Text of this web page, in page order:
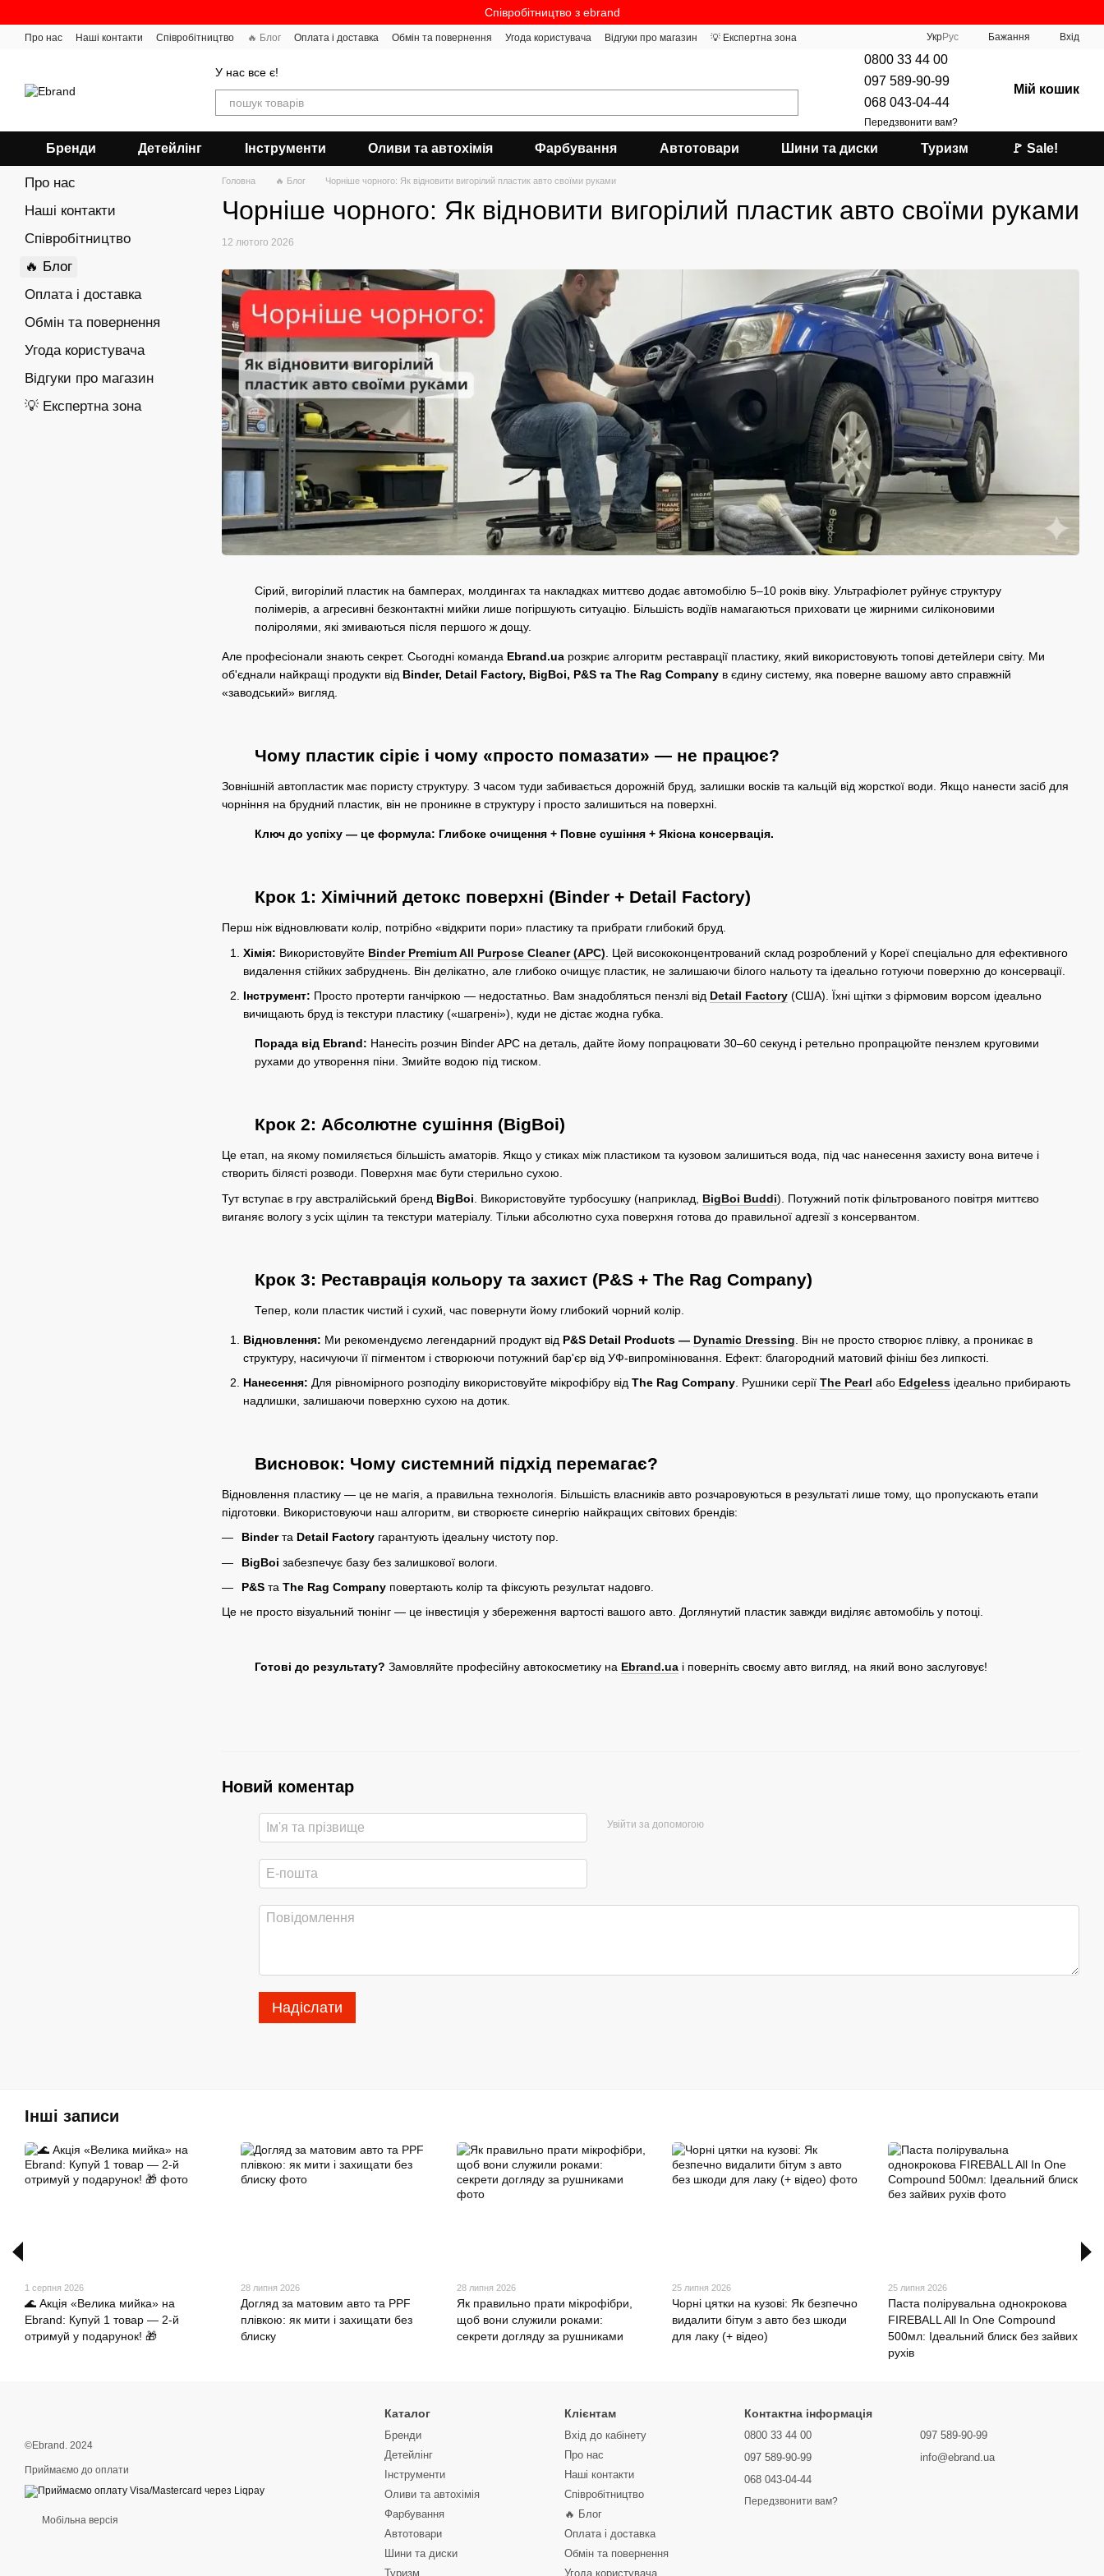
Співробітництво з ebrand
Про нас Наші контакти Співробітництво 🔥 Блог Оплата і доставка Обмін та повернення Угода користувача Відгуки про магазин 💡 Експертна зона УкрРус Бажання Вхід
У нас все є!
0800 33 44 00
097 589-90-99
068 043-04-44
Передзвонити вам?
Мій кошик
Бренди Детейлінг Інструменти Оливи та автохімія Фарбування Автотовари Шини та диски Туризм 🚩 Sale!
Головна 🔥 Блог Чорніше чорного: Як відновити вигорілий пластик авто своїми руками
Чорніше чорного: Як відновити вигорілий пластик авто своїми руками
12 лютого 2026
Сірий, вигорілий пластик на бамперах, молдингах та накладках миттєво додає автомобілю 5–10 років віку. Ультрафіолет руйнує структуру
полімерів, а агресивні безконтактні мийки лише погіршують ситуацію. Більшість водіїв намагаються приховати це жирними силіконовими
поліролями, які змиваються після першого ж дощу.
Але професіонали знають секрет. Сьогодні команда Ebrand.ua розкриє алгоритм реставрації пластику, який використовують топові детейлери світу. Ми
об'єднали найкращі продукти від Binder, Detail Factory, BigBoi, P&S та The Rag Company в єдину систему, яка поверне вашому авто справжній
«заводський» вигляд.
Чому пластик сіріє і чому «просто помазати» — не працює?
Зовнішній автопластик має пористу структуру. З часом туди забивається дорожній бруд, залишки восків та кальцій від жорсткої води. Якщо нанести засіб для
чорніння на брудний пластик, він не проникне в структуру і просто залишиться на поверхні.
Ключ до успіху — це формула: Глибоке очищення + Повне сушіння + Якісна консервація.
Крок 1: Хімічний детокс поверхні (Binder + Detail Factory)
Перш ніж відновлювати колір, потрібно «відкрити пори» пластику та прибрати глибокий бруд.
Хімія: Використовуйте Binder Premium All Purpose Cleaner (APC) . Цей висококонцентрований склад розроблений у Кореї спеціально для ефективного
видалення стійких забруднень. Він делікатно, але глибоко очищує пластик, не залишаючи білого нальоту та ідеально готуючи поверхню до консервації.
Інструмент: Просто протерти ганчіркою — недостатньо. Вам знадобляться пензлі від Detail Factory (США). Їхні щітки з фірмовим ворсом ідеально
вичищають бруд із текстури пластику («шагрені»), куди не дістає жодна губка.
Порада від Ebrand: Нанесіть розчин Binder APC на деталь, дайте йому попрацювати 30–60 секунд і ретельно пропрацюйте пензлем круговими
рухами до утворення піни. Змийте водою під тиском.
Крок 2: Абсолютне сушіння (BigBoi)
Це етап, на якому помиляється більшість аматорів. Якщо у стиках між пластиком та кузовом залишиться вода, під час нанесення захисту вона витече і
створить білясті розводи. Поверхня має бути стерильно сухою.
Тут вступає в гру австралійський бренд BigBoi . Використовуйте турбосушку (наприклад, BigBoi Buddi). Потужний потік фільтрованого повітря миттєво
виганяє вологу з усіх щілин та текстури матеріалу. Тільки абсолютно суха поверхня готова до правильної адгезії з консервантом.
Крок 3: Реставрація кольору та захист (P&S + The Rag Company)
Тепер, коли пластик чистий і сухий, час повернути йому глибокий чорний колір.
Відновлення: Ми рекомендуємо легендарний продукт від P&S Detail Products — Dynamic Dressing . Він не просто створює плівку, а проникає в
структуру, насичуючи її пігментом і створюючи потужний бар'єр від УФ-випромінювання. Ефект: благородний матовий фініш без липкості.
Нанесення: Для рівномірного розподілу використовуйте мікрофібру від The Rag Company . Рушники серії The Pearl або Edgeless ідеально прибирають
надлишки, залишаючи поверхню сухою на дотик.
Висновок: Чому системний підхід перемагає?
Відновлення пластику — це не магія, а правильна технологія. Більшість власників авто розчаровуються в результаті лише тому, що пропускають етапи
підготовки. Використовуючи наш алгоритм, ви створюєте синергію найкращих світових брендів:
Binderта Detail Factory гарантують ідеальну чистоту пор.
BigBoi забезпечує базу без залишкової вологи.
P&S та The Rag Company повертають колір та фіксують результат надовго.
Це не просто візуальний тюнінг — це інвестиція у збереження вартості вашого авто. Доглянутий пластик завжди виділяє автомобіль у потоці.
Готові до результату? Замовляйте професійну автокосметику на Ebrand.ua і поверніть своєму авто вигляд, на який воно заслуговує!
Новий коментар
Увійти за допомогою
Надіслати
Про нас
Наші контакти
Співробітництво
🔥 Блог
Оплата і доставка
Обмін та повернення
Угода користувача
Відгуки про магазин
💡 Експертна зона
Інші записи
1 серпня 2026
🌊 Акція «Велика мийка» на
Ebrand: Купуй 1 товар — 2-й
отримуй у подарунок! 🎁
28 липня 2026
Догляд за матовим авто та PPF
плівкою: як мити і захищати без
блиску
28 липня 2026
Як правильно прати мікрофібри,
щоб вони служили роками:
секрети догляду за рушниками
25 липня 2026
Чорні цятки на кузові: Як безпечно
видалити бітум з авто без шкоди
для лаку (+ відео)
25 липня 2026
Паста полірувальна однокрокова
FIREBALL All In One Compound
500мл: Ідеальний блиск без зайвих
рухів
©Ebrand. 2024
Приймаємо до оплати
Мобільна версія
Каталог
Бренди
Детейлінг
Інструменти
Оливи та автохімія
Фарбування
Автотовари
Шини та диски
Туризм
Клієнтам
Вхід до кабінету
Про нас
Наші контакти
Співробітництво
🔥 Блог
Оплата і доставка
Обмін та повернення
Угода користувача
Контактна інформація
0800 33 44 00
097 589-90-99
068 043-04-44
Передзвонити вам?
097 589-90-99
info@ebrand.ua